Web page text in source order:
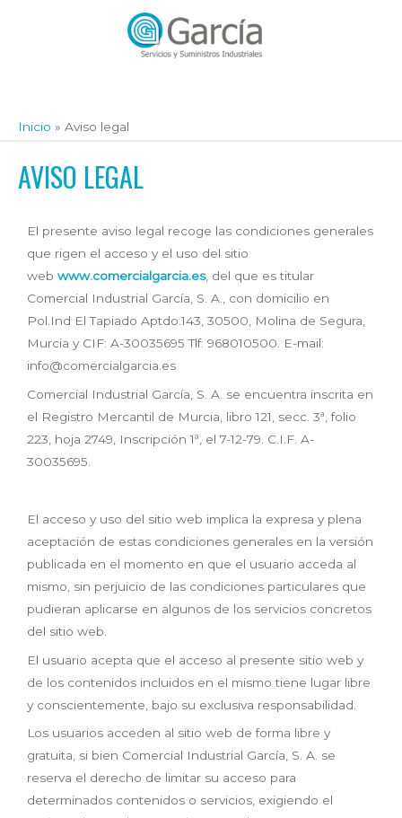
Inicio Aviso legal
AVISO LEGAL
El presente aviso legal recoge las condiciones generales
que rigen el acceso y el uso del sitio
web www.comercialgarcia.es, del que es titular
Comercial Industrial García, S. A., con domicilio en
Pol.Ind El Tapiado Aptdo.143, 30500, Molina de Segura,
Murcia y CIF: A-30035695 Tlf: 968010500. E-mail:
info@comercialgarcia.es
Comercial Industrial García, S. A. se encuentra inscrita en
el Registro Mercantil de Murcia, libro 121, secc. 3ª, folio
223, hoja 2749, Inscripción 1ª, el 7-12-79. C.I.F. A-
30035695.
El acceso y uso del sitio web implica la expresa y plena
aceptación de estas condiciones generales en la versión
publicada en el momento en que el usuario acceda al
mismo, sin perjuicio de las condiciones particulares que
pudieran aplicarse en algunos de los servicios concretos
del sitio web.
El usuario acepta que el acceso al presente sitio web y
de los contenidos incluidos en el mismo tiene lugar libre
y conscientemente, bajo su exclusiva responsabilidad.
Los usuarios acceden al sitio web de forma libre y
gratuita, si bien Comercial Industrial García, S. A. se
reserva el derecho de limitar su acceso para
determinados contenidos o servicios, exigiendo el